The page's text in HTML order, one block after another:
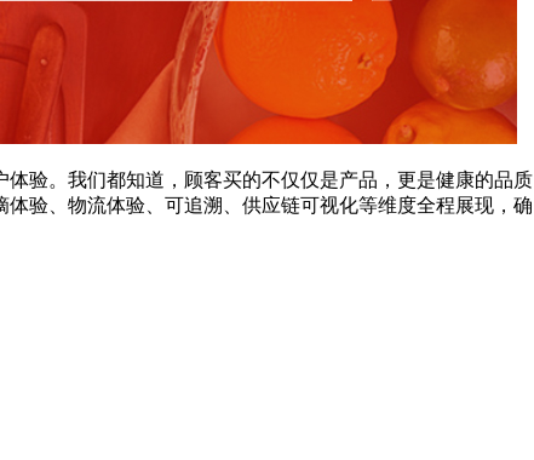
验。我们都知道，顾客买的不仅仅是产品，更是健康的品质
验、物流体验、可追溯、供应链可视化等维度全程展现，确